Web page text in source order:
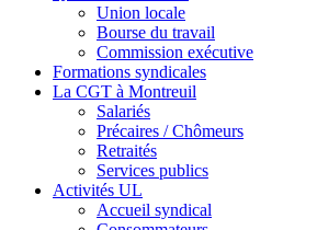
Union locale
Bourse du travail
Commission exécutive
Formations syndicales
La CGT à Montreuil
Salariés
Précaires / Chômeurs
Retraités
Services publics
Activités UL
Accueil syndical